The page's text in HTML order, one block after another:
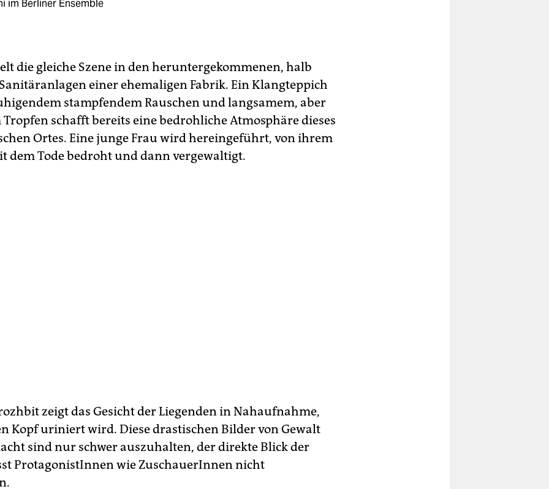
im Berliner Ensemble
die gleiche Szene in den heruntergekommenen, halb
einer ehemaligen Fabrik. Ein Klangteppich
stampfendem Rauschen und langsamem, aber
Tropfen schafft bereits eine bedrohliche Atmosphäre dieses
Ortes. Eine junge Frau wird hereingeführt, von ihrem
dem Tode bedroht und dann vergewaltigt.
zeigt das Gesicht der Liegenden in Nahaufnahme,
Kopf uriniert wird. Diese drastischen Bilder von Gewalt
sind nur schwer auszuhalten, der direkte Blick der
ProtagonistInnen wie ZuschauerInnen nicht